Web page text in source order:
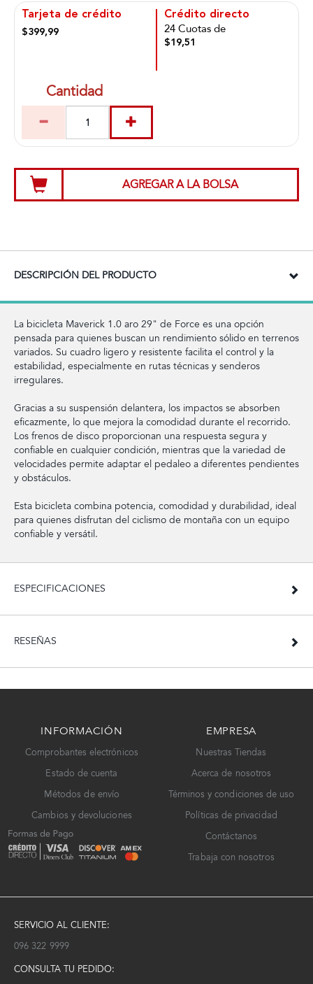
Tarjeta de crédito
$399,99
Crédito directo
24 Cuotas de
$19,51
Cantidad
AGREGAR A LA BOLSA
DESCRIPCIÓN DEL PRODUCTO
La bicicleta Maverick 1.0 aro 29" de Force es una opción
pensada para quienes buscan un rendimiento sólido en terrenos
variados. Su cuadro ligero y resistente facilita el control y la
estabilidad, especialmente en rutas técnicas y senderos
irregulares.
Gracias a su suspensión delantera, los impactos se absorben
eficazmente, lo que mejora la comodidad durante el recorrido.
Los frenos de disco proporcionan una respuesta segura y
confiable en cualquier condición, mientras que la variedad de
velocidades permite adaptar el pedaleo a diferentes pendientes
y obstáculos.
Esta bicicleta combina potencia, comodidad y durabilidad, ideal
para quienes disfrutan del ciclismo de montaña con un equipo
confiable y versátil.
ESPECIFICACIONES
RESEÑAS
INFORMACIÓN
Comprobantes electrónicos
Estado de cuenta
Métodos de envío
Cambios y devoluciones
EMPRESA
Nuestras Tiendas
Acerca de nosotros
Términos y condiciones de uso
Políticas de privacidad
Contáctanos
Trabaja con nosotros
SERVICIO AL CLIENTE:
096 322 9999
CONSULTA TU PEDIDO: